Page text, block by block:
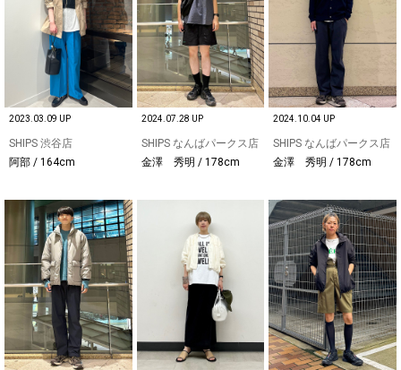
2023.03.09 UP
SHIPS 渋谷店
阿部 / 164cm
2024.07.28 UP
SHIPS なんばパークス店
金澤 秀明 / 178cm
2024.10.04 UP
SHIPS なんばパークス店
金澤 秀明 / 178cm